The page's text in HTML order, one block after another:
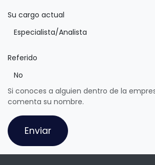
Su cargo actual
Referido
Si conoces a alguien dentro de la
comenta su nombre.
Enviar